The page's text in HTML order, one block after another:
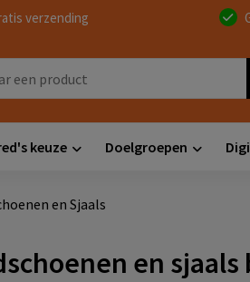
verzending
keuze Doelgroepen
en Sjaals
en